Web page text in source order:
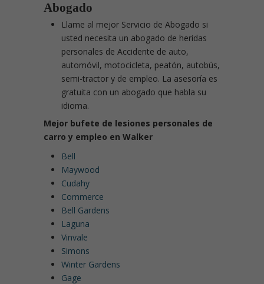
Abogado
Llame al mejor Servicio de Abogado si
usted necesita un abogado de heridas
personales de Accidente de auto,
automóvil, motocicleta, peatón, autobús,
semi-tractor y de empleo. La asesoría es
gratuita con un abogado que habla su
idioma.
Mejor bufete de lesiones personales de
carro y empleo en Walker
Bell
Maywood
Cudahy
Commerce
Bell Gardens
Laguna
Vinvale
Simons
Winter Gardens
Gage